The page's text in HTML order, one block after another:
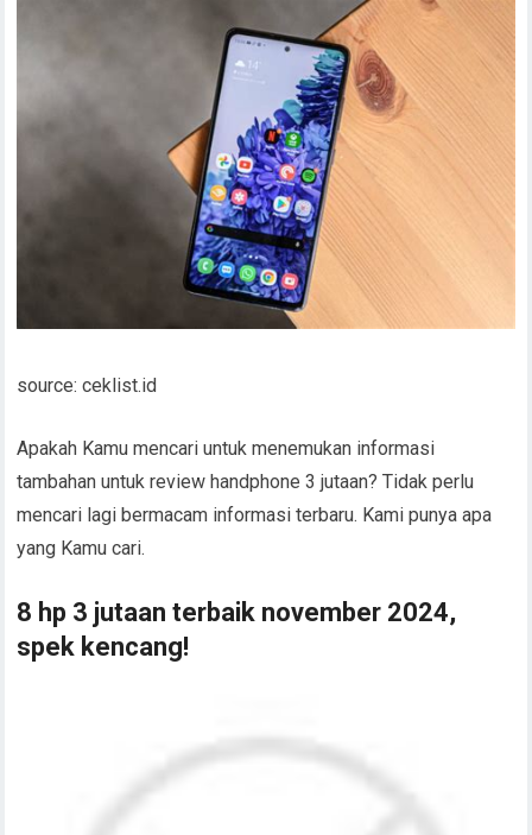
source: ceklist.id
Apakah Kamu mencari untuk menemukan informasi
tambahan untuk review handphone 3 jutaan? Tidak perlu
mencari lagi bermacam informasi terbaru. Kami punya apa
yang Kamu cari.
8 hp 3 jutaan terbaik november 2024,
spek kencang!